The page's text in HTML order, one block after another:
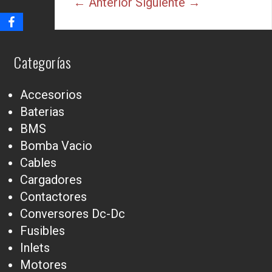
Categorías
Accesorios
Baterias
BMS
Bomba Vacio
Cables
Cargadores
Contactores
Conversores Dc-Dc
Fusibles
Inlets
Motores